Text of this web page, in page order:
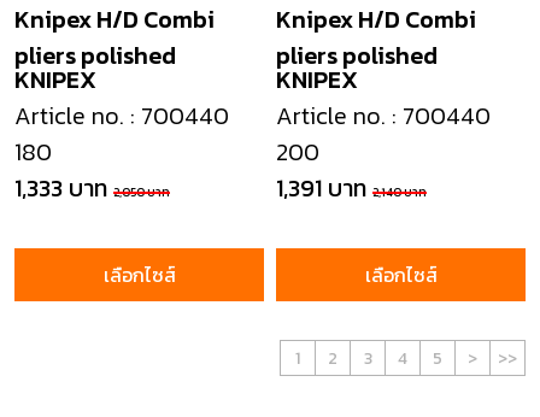
KNIPEX
Knipex H/D Combi
pliers polished
Article no. : 700440
180
1,333 บาท 2,050 บาท
เลือกไซส์
KNIPEX
Knipex H/D Combi
pliers polished
Article no. : 700440
200
1,391 บาท 2,140 บาท
เลือกไซส์
1 2 3 4 5 > >>